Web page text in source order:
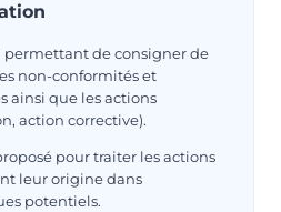
permettant de consigner de
non-conformités et
ainsi que les actions
action corrective).
pour traiter les actions
leur origine dans
potentiels.